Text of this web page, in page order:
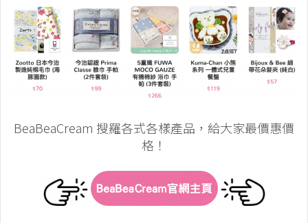
BeaBeaCream 搜羅各式各樣產品，給大家最價惠價
格！